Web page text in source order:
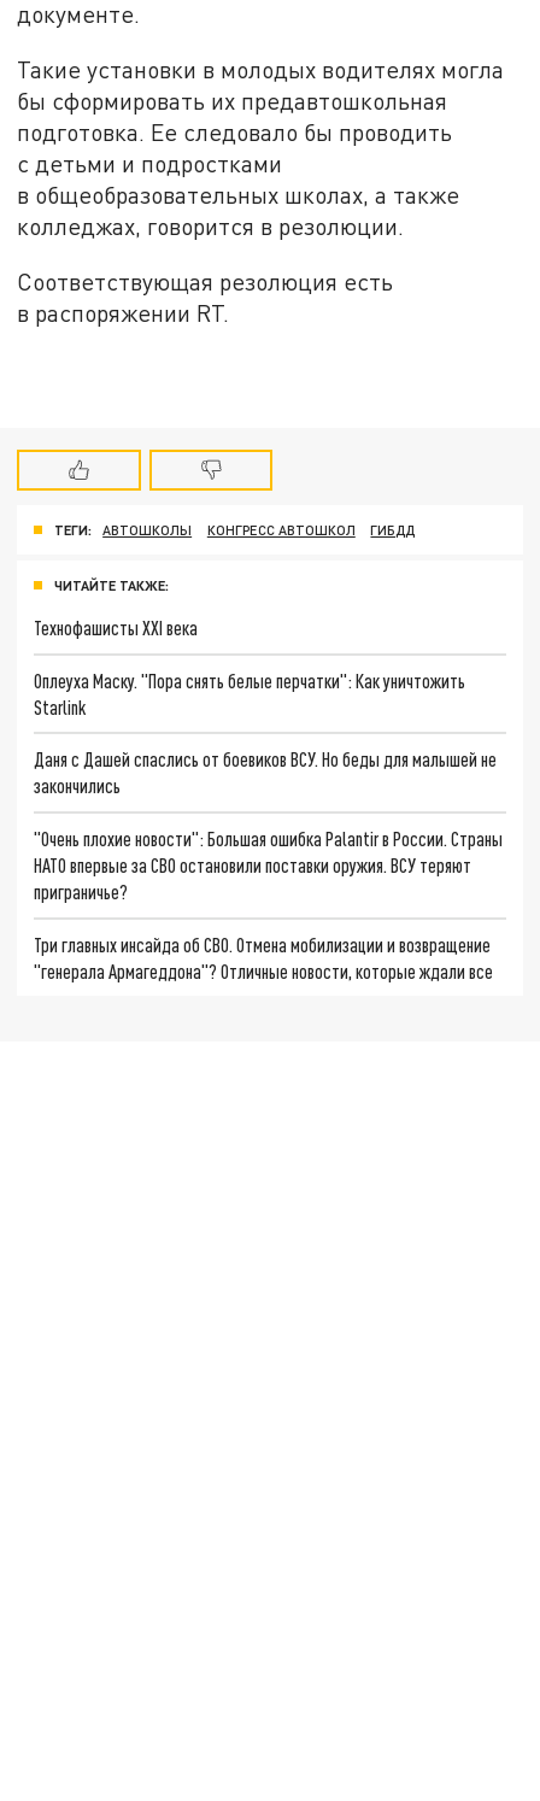
документе.
Такие установки в молодых водителях могла
бы сформировать их предавтошкольная
подготовка. Ее следовало бы проводить
с детьми и подростками
в общеобразовательных школах, а также
колледжах, говорится в резолюции.
Соответствующая резолюция есть
в распоряжении RT.
ТЕГИ: АВТОШКОЛЫ КОНГРЕСС АВТОШКОЛ ГИБДД
ЧИТАЙТЕ ТАКЖЕ:
Технофашисты XXI века
Оплеуха Маску. "Пора снять белые перчатки": Как уничтожить
Starlink
Даня с Дашей спаслись от боевиков ВСУ. Но беды для малышей не
закончились
"Очень плохие новости": Большая ошибка Palantir в России. Страны
НАТО впервые за СВО остановили поставки оружия. ВСУ теряют
приграничье?
Три главных инсайда об СВО. Отмена мобилизации и возвращение
"генерала Армагеддона"? Отличные новости, которые ждали все